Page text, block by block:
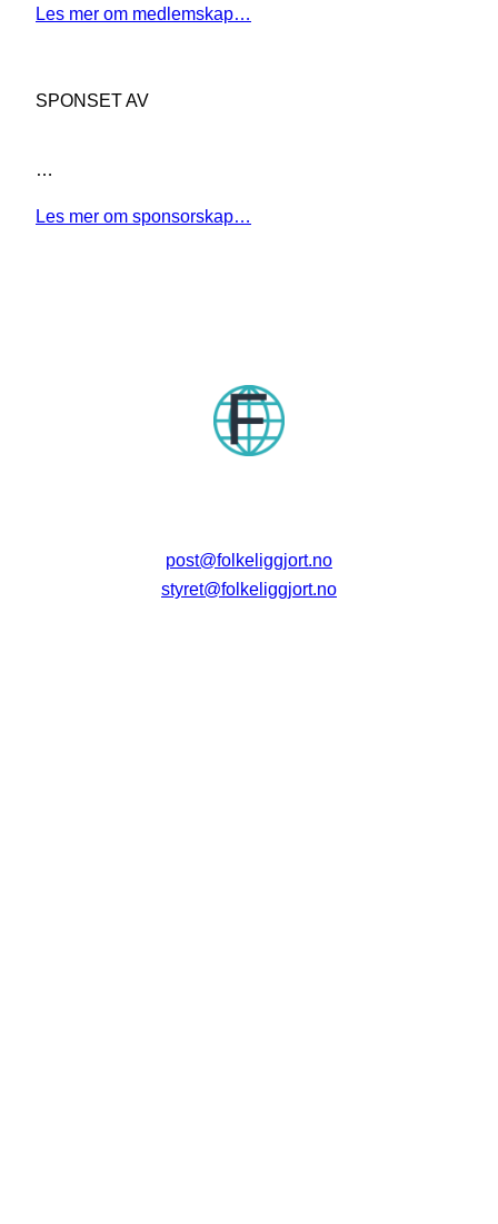
Les mer om medlemskap…
SPONSET AV
…
Les mer om sponsorskap…
post@folkeliggjort.no
styret@folkeliggjort.no